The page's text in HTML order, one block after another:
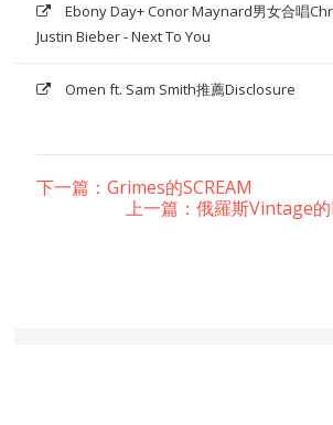
Ebony Day+ Conor Maynard男女合唱
Justin Bieber - Next To You
Omen ft. Sam Smith推薦Disclosure
下一篇：Grimes的SCREAM
上一篇：俄羅斯Vintage